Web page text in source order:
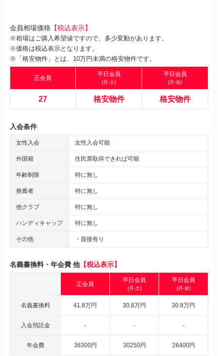
会員相場価格 【税込表示】
※相場はご購入希望値ですので、多少変動があります。
※価格は税込表示となります。
※「格安物件」とは、10万円未満の格安物件です。
正会員
平日会員
(月-土)
平日会員
(月-金)
27 格安物件 格安物件
入会条件
女性入会 女性入会可能
外国籍 住民票取得できれば可能
年齢制限 特に無し
推薦者 特に無し
他クラブ 特に無し
ハンディキャップ 特に無し
その他 ・面接有り
名義書換料・年会費 他【税込表示】
正会員
平日会員
(月-土)
平日会員
(月-金)
名義書換料 41.8万円 30.8万円 30.8万円
入会預託金 - - -
年会費 36300円 30250円 26400円